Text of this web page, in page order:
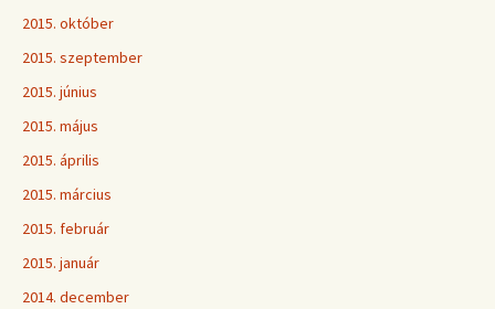
2015. október
2015. szeptember
2015. június
2015. május
2015. április
2015. március
2015. február
2015. január
2014. december